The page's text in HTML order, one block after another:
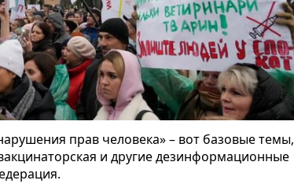
прав человека» – вот базовые темы,
и другие дезинформационные